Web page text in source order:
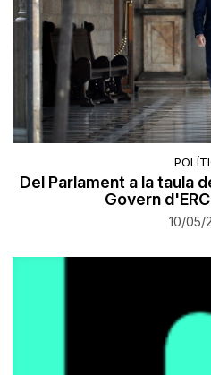
Del Parlament a la taula
Govern
10/05/